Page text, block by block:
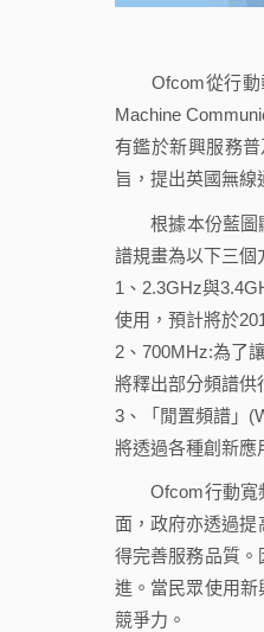
Ofcom從行動載
Machine
有鑑於新興服務
旨，提出英國無
根據本份藍圖顯
譜規畫為以下三個
1、2.3GHz與
使用，預計將於
2、700MHz:為了
將釋出部分頻譜供
3、「閒置頻譜」
將透過各種創新應
Ofcom行動寬頻
面，政府亦透過提
得完善服務品質
進。當民眾使用
競爭力。